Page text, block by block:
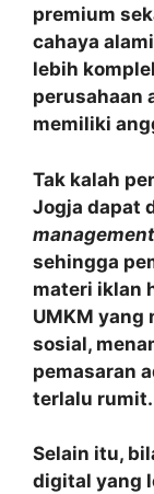
premium
cahaya
lebih
perusahaan
memiliki
Tak kalah
Jogja dapat
sehingga
materi iklan
UMKM yang
sosial,
pemasaran
terlalu rumit.
Selain itu,
digital yang